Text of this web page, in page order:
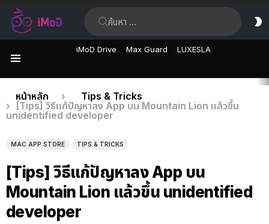
iMoD Drive Max Guard LUXESLA
เรื่อง
ล่าสุด
คุณอยู่ที่นี่:
หน้าหลัก
Tips & Tricks
[Tips] วิธีแก้ปัญหาลง App บน Mountain Lion แล้วขึ้น
unidentified developer
MAC APP STORE TIPS & TRICKS
[Tips] วิธีแก้ปัญหาลง App บน
Mountain Lion แล้วขึ้น unidentified
developer